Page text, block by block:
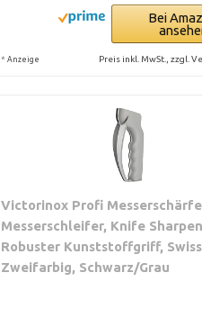
Bei
* Anzeige Preis inkl. MwSt., zzgl.
Victorinox Profi
Messerschleifer, Knife
Robuster Kunststoffgriff,
Zweifarbig, Schwarz/Grau